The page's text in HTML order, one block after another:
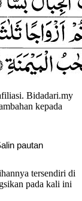
Bidadari.my
kepada
pautan
tersendiri di
pada kali ini